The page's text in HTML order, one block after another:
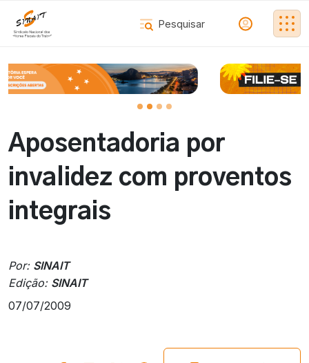
Aposentadoria por
invalidez com proventos
integrais
Por: SINAIT
Edição: SINAIT
07/07/2009